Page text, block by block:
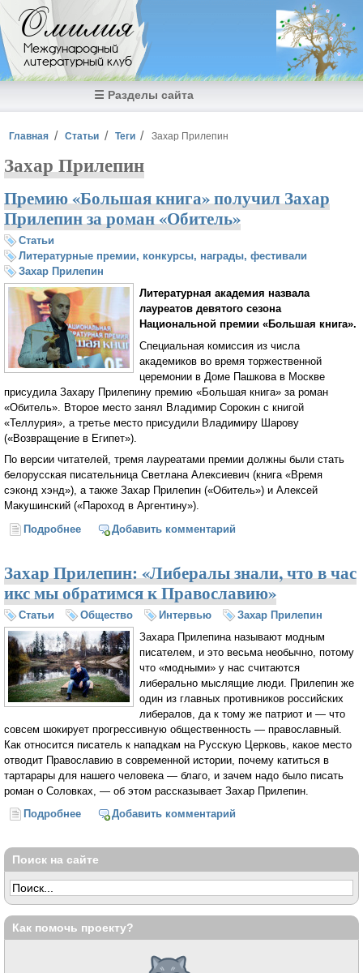
Перейти к основному содержанию
Омилия
Международный
литературный клуб
☰ Разделы сайта
Вы здесь
Главная Статьи Теги Захар Прилепин
Захар Прилепин
Премию «Большая книга» получил Захар
Прилепин за роман «Обитель»
Статьи
Литературные премии, конкурсы, награды, фестивали
Захар Прилепин
Литературная академия назвала
лауреатов девятого сезона
Национальной премии «Большая книга».
Специальная комиссия из числа
академиков во время торжественной
церемонии в Доме Пашкова в Москве
присудила Захару Прилепину премию «Большая книга» за роман
«Обитель». Второе место занял Владимир Сорокин с книгой
«Теллурия», а третье место присудили Владимиру Шарову
(«Возвращение в Египет»).
По версии читателей, тремя лауреатами премии должны были стать
белорусская писательница Светлана Алексиевич (книга «Время
сэконд хэнд»), а также Захар Прилепин («Обитель») и Алексей
Макушинский («Пароход в Аргентину»).
Подробнее о Премию «Большая книга» получил Захар
Добавить комментарий
Захар Прилепин: «Либералы знали, что в час
икс мы обратимся к Православию»
Статьи Общество Интервью
Захар Прилепин
Захара Прилепина называют модным
писателем, и это весьма необычно, потому
что «модными» у нас считаются
либерально мыслящие люди. Прилепин же
один из главных противников российских
либералов, да к тому же патриот и — что
совсем шокирует прогрессивную общественность — православный.
Как относится писатель к нападкам на Русскую Церковь, какое место
отводит Православию в современной истории, почему катиться в
тартарары для нашего человека — благо, и зачем надо было писать
роман о Соловках, — об этом рассказывает Захар Прилепин.
Подробнее о Захар Прилепин: «Либералы знали, что в час икс
Добавить комментарий
Поиск на сайте
Как помочь проекту?